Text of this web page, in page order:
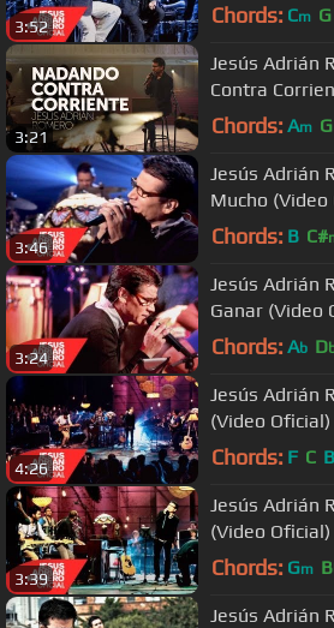
3:52 Chords: Cm G
3:21
Jesús Adrián
Contra
Chords: Am G
3:46
Jesús Adrián
Mucho (Video
#SoplandoVida
Chords: B C#
3:24
Jesús Adrián
Ganar (Video
#SoplandoVida
Chords: Ab D
4:26
Jesús Adrián
(Video
Chords: F C B
3:39
Jesús Adrián
(Video
Chords: Gm B
Jesús Adrián